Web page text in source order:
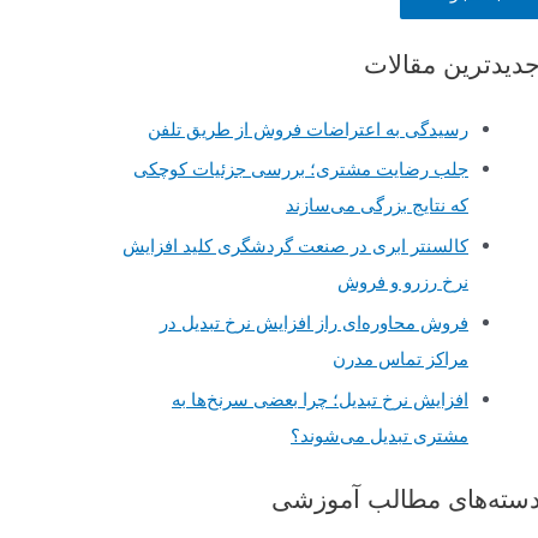
ج
جدیدترین مقالات
رسیدگی به اعتراضات فروش از طریق تلفن
جلب رضایت مشتری؛ بررسی جزئیات کوچکی
که نتایج بزرگی می‌سازند
کالسنتر ابری در صنعت گردشگری کلید افزایش
نرخ رزرو و فروش
فروش محاوره‌ای راز افزایش نرخ تبدیل در
مراکز تماس مدرن
افزایش نرخ تبدیل؛ چرا بعضی سرنخ‌ها به
مشتری تبدیل می‌شوند؟
دسته‌های مطالب آموزشی